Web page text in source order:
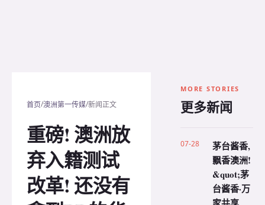
首页/澳洲第一传媒/新闻正文
重磅! 澳洲放
弃入籍测试
改革! 还没有
MORE STORIES
更多新闻
07-28
茅台酱香,
飘香澳洲!
&quot;茅
台酱香·万